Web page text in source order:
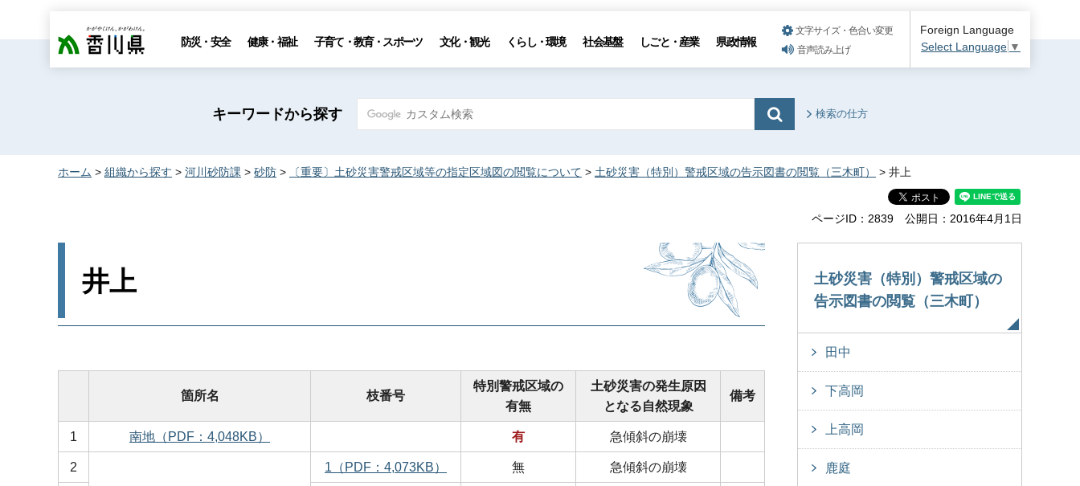
香川県 防災・安全 健康・福祉 子育て・教育・スポーツ 文化・観光 くらし・環境 社会基盤 しごと・産業 県政情報
文字サイズ・色合い変更
音声読み上げ
Foreign Language
Select Language ▼
キーワードから探す 検索の仕方
ホーム > 組織から探す > 河川砂防課 > 砂防 > 〔重要〕土砂災害警戒区域等の指定区域図の閲覧について > 土砂災害（特別）警戒区域の告示図書の閲覧（三木町） > 井上
ページID：2839 公開日：2016年4月1日
井上
箇所名 枝番号
特別警戒区域の
有無
土砂災害の発生原因
となる自然現象
備考
1 南地（PDF：4,048KB） 有 急傾斜の崩壊
2 1（PDF：4,073KB） 無 急傾斜の崩壊
土砂災害（特別）警戒区域の
告示図書の閲覧（三木町）
田中
下高岡
上高岡
鹿庭